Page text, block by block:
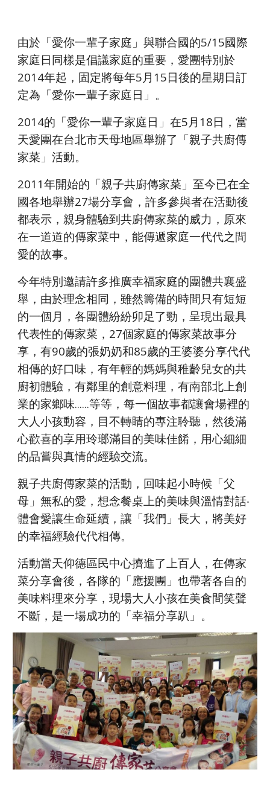
由於「愛你一輩子家庭」與聯合國的5/15國際
家庭日同樣是倡議家庭的重要，愛團特別於
2014年起，固定將每年5月15日後的星期日訂
定為「愛你一輩子家庭日」。
2014的「愛你一輩子家庭日」在5月18日，當
天愛團在台北市天母地區舉辦了「親子共廚傳
家菜」活動。
2011年開始的「親子共廚傳家菜」至今已在全
國各地舉辦27場分享會，許多參與者在活動後
都表示，親身體驗到共廚傳家菜的威力，原來
在一道道的傳家菜中，能傳遞家庭一代代之間
愛的故事。
今年特別邀請許多推廣幸福家庭的團體共襄盛
舉，由於理念相同，雖然籌備的時間只有短短
的一個月，各團體紛紛卯足了勁，呈現出最具
代表性的傳家菜，27個家庭的傳家菜故事分
享，有90歲的張奶奶和85歲的王婆婆分享代代
相傳的好口味，有年輕的媽媽與稚齡兒女的共
廚初體驗，有鄰里的創意料理，有南部北上創
業的家鄉味......等等，每一個故事都讓會場裡的
大人小孩動容，目不轉睛的專注聆聽，然後滿
心歡喜的享用玲瑯滿目的美味佳餚，用心細細
的品嘗與真情的經驗交流。
親子共廚傳家菜的活動，回味起小時候「父
母」無私的愛，想念餐桌上的美味與溫情對話‧
體會愛讓生命延續，讓「我們」長大，將美好
的幸福經驗代代相傳。
活動當天仰德區民中心擠進了上百人，在傳家
菜分享會後，各隊的「應援團」也帶著各自的
美味料理來分享，現場大人小孩在美食間笑聲
不斷，是一場成功的「幸福分享趴」。